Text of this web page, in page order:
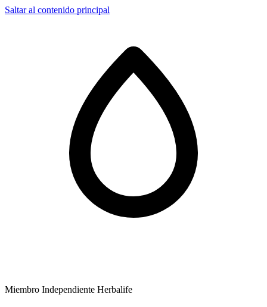
Saltar al contenido principal
Miembro Independiente Herbalife